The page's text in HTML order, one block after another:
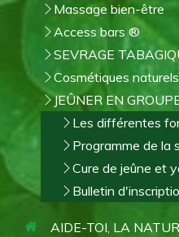
Massage bien-être
Access bars ®
SEVRAGE
Cosmétiques naturels
JEÛNER EN
Les différentes
Programme de la
Cure de jeûne et
Bulletin
AIDE-TOI, LA